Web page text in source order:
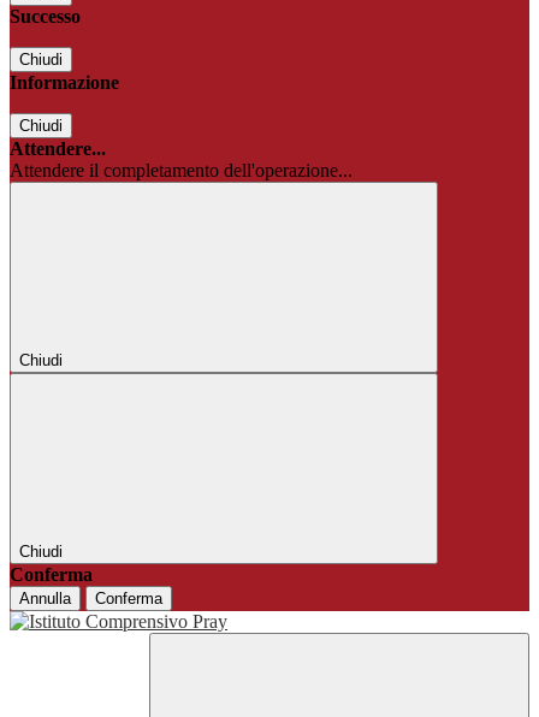
Successo
Chiudi
Informazione
Chiudi
Attendere...
Attendere il completamento dell'operazione...
Chiudi
Chiudi
Conferma
Annulla Conferma